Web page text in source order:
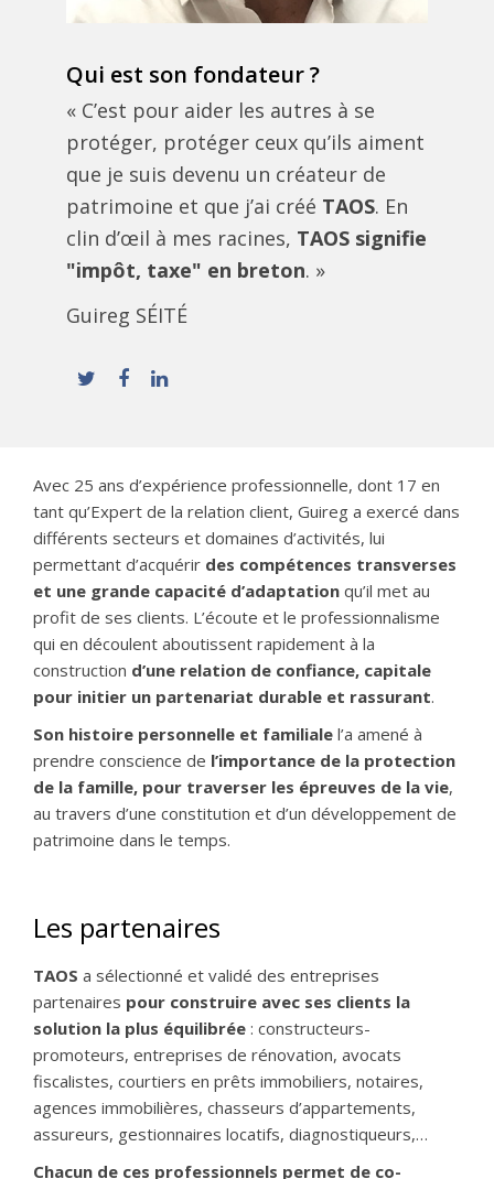
Qui est son fondateur ?
« C’est pour aider les autres à se
protéger, protéger ceux qu’ils aiment
que je suis devenu un créateur de
patrimoine et que j’ai créé TAOS. En
clin d’œil à mes racines, TAOS signifie
"impôt, taxe" en breton. »
Guireg SÉITÉ
Avec 25 ans d’expérience professionnelle, dont 17 en
tant qu’Expert de la relation client, Guireg a exercé dans
différents secteurs et domaines d’activités, lui
permettant d’acquérir des compétences transverses
et une grande capacité d’adaptation qu’il met au
profit de ses clients. L’écoute et le professionnalisme
qui en découlent aboutissent rapidement à la
construction d’une relation de confiance, capitale
pour initier un partenariat durable et rassurant.
Son histoire personnelle et familiale l’a amené à
prendre conscience de l’importance de la protection
de la famille, pour traverser les épreuves de la vie,
au travers d’une constitution et d’un développement de
patrimoine dans le temps.
Les partenaires
TAOS a sélectionné et validé des entreprises
partenaires pour construire avec ses clients la
solution la plus équilibrée : constructeurs-
promoteurs, entreprises de rénovation, avocats
fiscalistes, courtiers en prêts immobiliers, notaires,
agences immobilières, chasseurs d’appartements,
assureurs, gestionnaires locatifs, diagnostiqueurs,…
Chacun de ces professionnels permet de co-